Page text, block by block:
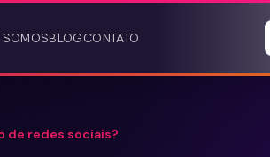
BLOGCONTATO
de redes sociais?